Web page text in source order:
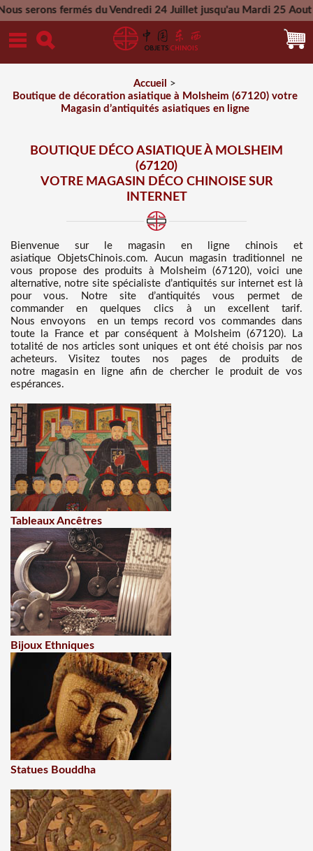
fermés du Vendredi 24 Juillet jusqu'au Mardi 25 Aout 2026 -
Mercredi 26 Aout 2026
Accueil
>
Boutique de décoration asiatique à Molsheim (67120) votre
Magasin d’antiquités asiatiques en ligne
BOUTIQUE DÉCO ASIATIQUE À MOLSHEIM
(67120)
VOTRE MAGASIN DÉCO CHINOISE SUR
INTERNET
Bienvenue sur
le magasin en ligne chinois et
asiatique ObjetsChinois.com. Aucun magasin traditionnel ne
vous propose des produits à Molsheim (67120), voici une
alternative, notre site spécialiste d’antiquités sur internet est là
pour vous. Notre site d’antiquités vous permet de
commander en quelques clics à un excellent tarif.
Nous envoyons en un temps record vos commandes dans
toute la France et par conséquent à Molsheim (67120). La
totalité de nos articles sont uniques et ont été choisis par nos
acheteurs. Visitez toutes nos pages de produits de
notre magasin en ligne afin de chercher le produit de vos
espérances.
Tableaux Ancêtres
Bijoux Ethniques
Statues Bouddha